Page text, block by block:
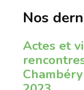
Nos
Actes et